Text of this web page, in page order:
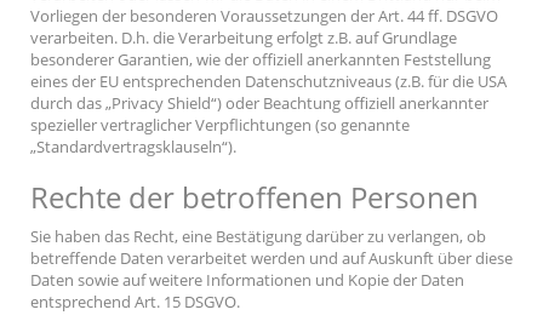
Vorliegen der besonderen Voraussetzungen der Art. 44 ff. DSGVO
verarbeiten. D.h. die Verarbeitung erfolgt z.B. auf Grundlage
besonderer Garantien, wie der offiziell anerkannten Feststellung
eines der EU entsprechenden Datenschutzniveaus (z.B. für die USA
durch das „Privacy Shield“) oder Beachtung offiziell anerkannter
spezieller vertraglicher Verpflichtungen (so genannte
„Standardvertragsklauseln“).
Rechte der betroffenen Personen
Sie haben das Recht, eine Bestätigung darüber zu verlangen, ob
betreffende Daten verarbeitet werden und auf Auskunft über diese
Daten sowie auf weitere Informationen und Kopie der Daten
entsprechend Art. 15 DSGVO.